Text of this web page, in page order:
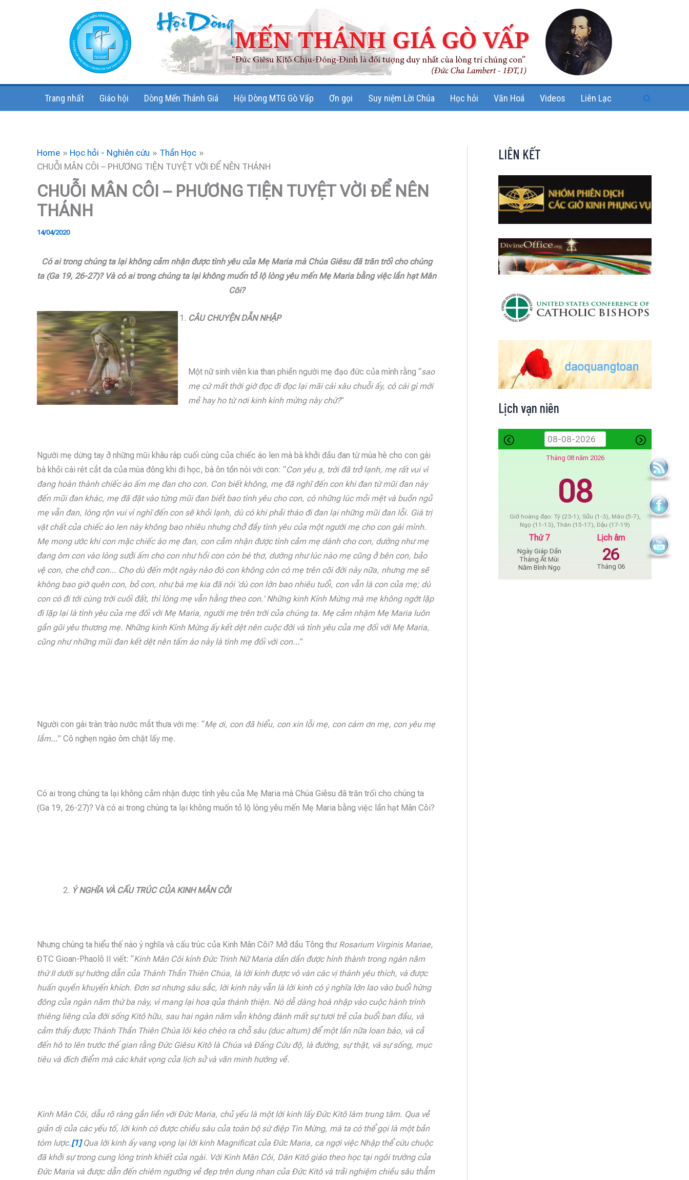
Trang nhất Giáo hội Dòng Mến Thánh Giá Hội Dòng MTG Gò Vấp Ơn gọi Suy niệm Lời Chúa Học hỏi Văn Hoá Videos Liên Lạc Search
Home Học hỏi - Nghiên cứu
Thần Học
CHUỖI MÂN CÔI – PHƯƠNG TIỆN TUYỆT VỜI ĐỂ NÊN THÁNH
CHUỖI MÂN CÔI – PHƯƠNG TIỆN TUYỆT VỜI ĐỂ NÊN
THÁNH
14/04/2020
Có ai trong chúng ta lại không cảm nhận được tình yêu của Mẹ Maria mà Chúa Giêsu đã trăn trối cho chúng
ta (Ga 19, 26-27)? Và có ai trong chúng ta lại không muốn tỏ lộ lòng yêu mến Mẹ Maria bằng việc lần hạt Mân
Côi?
CÂU CHUYỆN DẪN NHẬP
Một nữ sinh viên kia than phiền người mẹ đạo đức của mình rằng “sao
mẹ cứ mất thời giờ đọc đi đọc lại mãi cái xâu chuỗi ấy, có cái gì mới
mẻ hay ho từ nơi kinh kính mừng này chứ?”
Người mẹ dừng tay ở những mũi khâu ráp cuối cùng của chiếc áo len mà bà khởi đầu đan từ mùa hè cho con gái
bà khỏi cái rét cắt da của mùa đông khi đi học, bà ôn tồn nói với con: “Con yêu ạ, trời đã trở lạnh, mẹ rất vui vì
đang hoàn thành chiếc áo ấm mẹ đan cho con. Con biết không, mẹ đã nghĩ đến con khi đan từ mũi đan này
đến mũi đan khác, mẹ đã đặt vào từng mũi đan biết bao tình yêu cho con, có những lúc mỏi mệt và buồn ngủ
mẹ vẫn đan, lòng rộn vui vì nghĩ đến con sẽ khỏi lạnh, dù có khi phải tháo đi đan lại những mũi đan lỗi. Giá trị
vật chất của chiếc áo len này không bao nhiêu nhưng chở đầy tình yêu của một người mẹ cho con gái mình.
Mẹ mong ước khi con mặc chiếc áo mẹ đan, con cảm nhận được tình cảm mẹ dành cho con, dường như mẹ
đang ôm con vào lòng sưởi ấm cho con như hồi con còn bé thơ, dường như lúc nào mẹ cũng ở bên con, bảo
vệ con, che chở con… Cho dù đến một ngày nào đó con không còn có mẹ trên cõi đời này nữa, nhưng mẹ sẽ
không bao giờ quên con, bỏ con, như bà mẹ kia đã nói ‘dù con lớn bao nhiêu tuổi, con vẫn là con của mẹ; dù
con có đi tới cùng trời cuối đất, thì lòng mẹ vẫn hằng theo con.’ Những kinh Kính Mừng mà mẹ không ngớt lặp
đi lặp lại là tình yêu của mẹ đối với Mẹ Maria, người mẹ trên trời của chúng ta. Mẹ cảm nhậm Mẹ Maria luôn
gần gũi yêu thương mẹ. Những kinh Kính Mừng ấy kết dệt nên cuộc đời và tình yêu của mẹ đối với Mẹ Maria,
cũng như những mũi đan kết dệt nên tấm áo này là tình mẹ đối với con…”
Người con gái tràn trào nước mắt thưa với mẹ: “Mẹ ơi, con đã hiểu, con xin lỗi mẹ, con cám ơn mẹ, con yêu mẹ
lắm…” Cô nghẹn ngào ôm chặt lấy mẹ.
Có ai trong chúng ta lại không cảm nhận được tình yêu của Mẹ Maria mà Chúa Giêsu đã trăn trối cho chúng ta
(Ga 19, 26-27)? Và có ai trong chúng ta lại không muốn tỏ lộ lòng yêu mến Mẹ Maria bằng việc lần hạt Mân Côi?
Ý NGHĨA VÀ CẤU TRÚC CỦA KINH MÂN CÔI
Nhưng chúng ta hiểu thế nào ý nghĩa và cấu trúc của Kinh Mân Côi? Mở đầu Tông thư Rosarium Virginis Mariae,
ĐTC Gioan-Phaolô II viết: “Kinh Mân Côi kính Đức Trinh Nữ Maria dần dần được hình thành trong ngàn năm
thứ II dưới sự hướng dẫn của Thánh Thần Thiên Chúa, là lời kinh được vô vàn các vị thánh yêu thích, và được
huấn quyền khuyến khích. Đơn sơ nhưng sâu sắc, lời kinh này vẫn là lời kinh có ý nghĩa lớn lao vào buổi hừng
đông của ngàn năm thứ ba này, vì mang lại hoa qủa thánh thiện. Nó dễ dàng hoà nhập vào cuộc hành trình
thiêng liêng của đời sống Kitô hữu, sau hai ngàn năm vẫn không đánh mất sự tươi trẻ của buổi ban đầu, và
cảm thấy được Thánh Thần Thiên Chúa lôi kéo chèo ra chỗ sâu (duc altum) để một lần nữa loan báo, và cả
đến hô to lên trước thế gian rằng Đức Giêsu Kitô là Chúa và Đấng Cứu độ, là đường, sự thật, và sự sống, mục
tiêu và đích điểm mà các khát vọng của lịch sử và văn minh hướng về.
Kinh Mân Côi, dẫu rõ ràng gắn liền với Đức Maria, chủ yếu là một lời kinh lấy Đức Kitô làm trung tâm. Qua vẻ
giản dị của các yếu tố, lời kinh có được chiều sâu của toàn bộ sứ điệp Tin Mừng, mà ta có thể gọi là một bản
tóm lược.[1] Qua lời kinh ấy vang vọng lại lời kinh Magnificat của Đức Maria, ca ngợi việc Nhập thể cứu chuộc
đã khởi sự trong cung lòng trinh khiết của ngài. Với Kinh Mân Côi, Dân Kitô giáo theo học tại ngôi trường của
Đức Maria và được dẫn đến chiêm ngưỡng vẻ đẹp trên dung nhan của Đức Kitô và trải nghiệm chiều sâu thẳm
LIÊN KẾT
Lịch vạn niên
Tháng 08 năm 2026
08
Giờ hoàng đạo: Tý (23-1), Sửu (1-3), Mão (5-7),
Ngọ (11-13), Thân (15-17), Dậu (17-19)
Thứ 7
Ngày Giáp Dần
Tháng Ất Mùi
Năm Bính Ngọ
Lịch âm
26
Tháng 06